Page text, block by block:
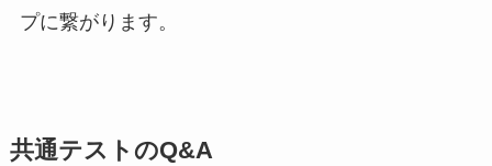
プに繋がります。
共通テストのQ&A